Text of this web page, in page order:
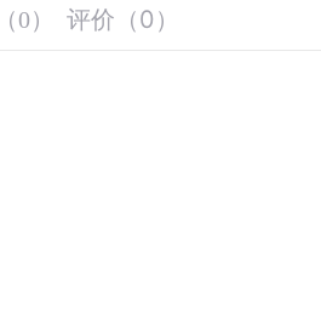
（0） 评价 （0 ）